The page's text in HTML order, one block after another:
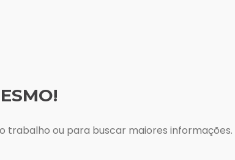
ou para buscar maiores